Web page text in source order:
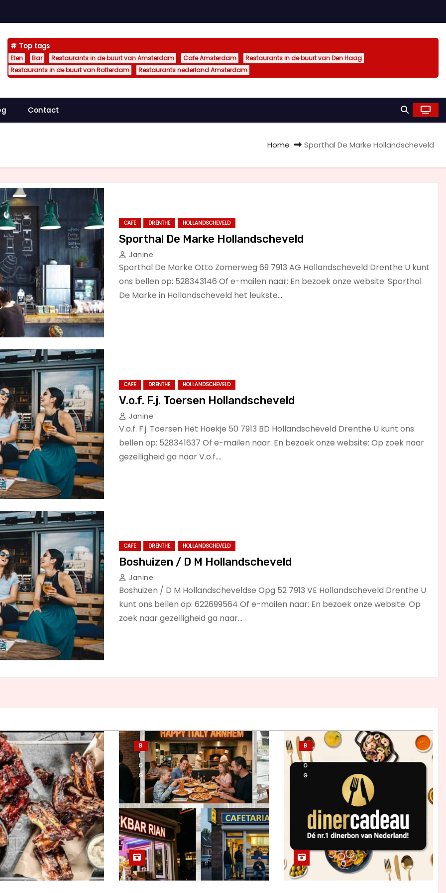
Top tags
Eten Bar Restaurants in de buurt van Amsterdam Cafe Amsterdam
Restaurants in de buurt van Den Haag
Restaurants in de buurt van Rotterdam
Restaurants nederland Amsterdam
Contact
Home Sporthal De Marke Hollandscheveld
CAFE DRENTHE HOLLANDSCHEVELD
Sporthal De Marke Hollandscheveld
Janine
Sporthal De Marke Otto Zomerweg 69 7913 AG Hollandscheveld Drenthe U kunt
ons bellen op: 528343146 Of e-mailen naar: En bezoek onze website: Sporthal
De Marke in Hollandscheveld het leukste…
CAFE DRENTHE HOLLANDSCHEVELD
V.o.f. F.j. Toersen Hollandscheveld
Janine
V.o.f. F.j. Toersen Het Hoekje 50 7913 BD Hollandscheveld Drenthe U kunt ons
bellen op: 528341637 Of e-mailen naar: En bezoek onze website: Op zoek naar
gezelligheid ga naar V.o.f.…
CAFE DRENTHE HOLLANDSCHEVELD
Boshuizen / D M Hollandscheveld
Janine
Boshuizen / D M Hollandscheveldse Opg 52 7913 VE Hollandscheveld Drenthe U
kunt ons bellen op: 622699564 Of e-mailen naar: En bezoek onze website: Op
zoek naar gezelligheid ga naar…
B
L
O
G
B
L
O
G